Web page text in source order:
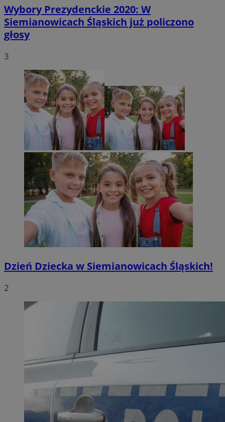
Wybory Prezydenckie 2020: W
Siemianowicach Śląskich już policzono
głosy
3
Dzień Dziecka w Siemianowicach Śląskich!
2